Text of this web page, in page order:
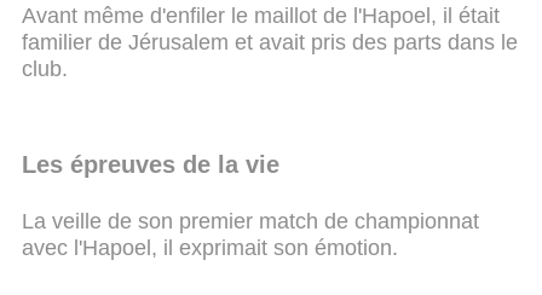
Avant même d'enfiler le maillot de l'Hapoel, il était
familier de Jérusalem et avait pris des parts dans le
club.
Les épreuves de la vie
La veille de son premier match de championnat
avec l'Hapoel, il exprimait son émotion.